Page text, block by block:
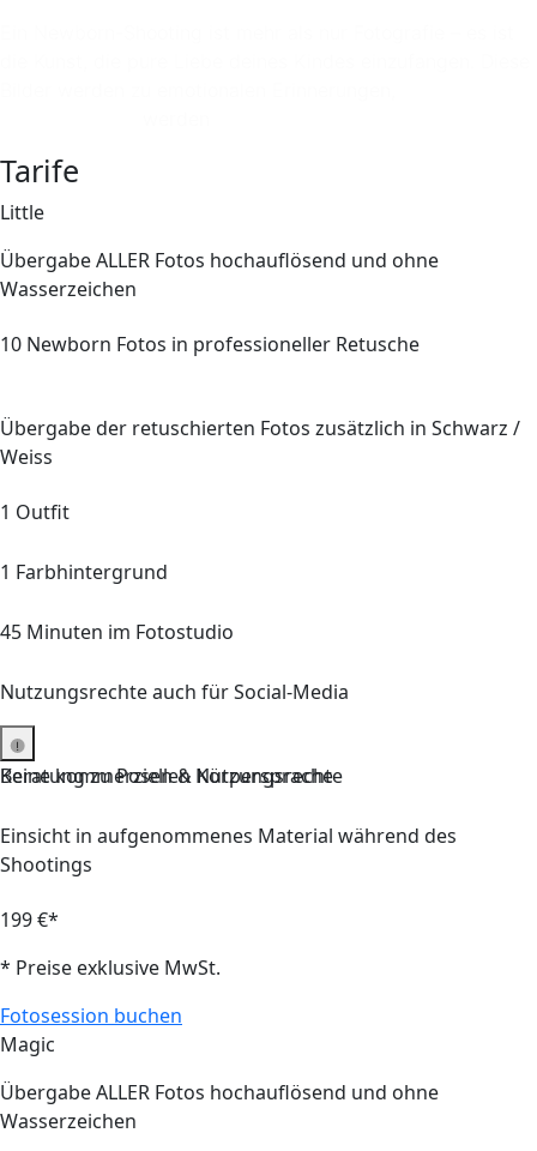
Tarife
Little
ÜbergabeALLER Fotos hochauflösend und ohne
Wasserzeichen
10 Newborn Fotos in professioneller Retusche
Übergabe der retuschierten Fotos zusätzlich in Schwarz /
Weiss
1 Outfit
1 Farbhintergrund
45 Minuten im Fotostudio
Nutzungsrechte auch für Social-Media
Keine kommerziellen Nutzungsrechte
Beratung zu Posen & Körpersprache
Einsicht in aufgenommenes Material während des
Shootings
199 €*
* Preise exklusive MwSt.
Fotosession buchen
Magic
ÜbergabeALLER Fotos hochauflösend und ohne
Wasserzeichen